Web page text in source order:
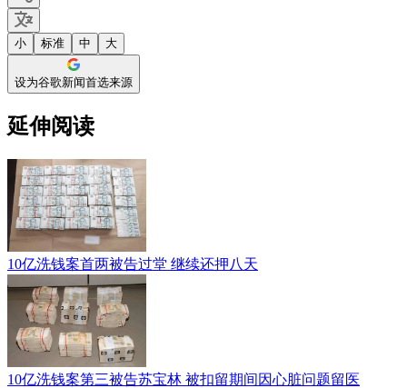
小 标准 中 大
设为谷歌新闻首选来源
延伸阅读
10亿洗钱案首两被告过堂 继续还押八天
10亿洗钱案第三被告苏宝林 被扣留期间因心脏问题留医